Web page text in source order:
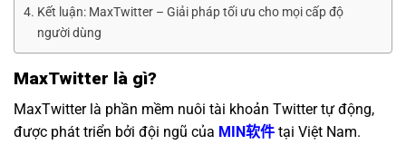
Kết luận: MaxTwitter – Giải pháp tối ưu cho mọi cấp độ
người dùng
MaxTwitter là gì?
MaxTwitter là phần mềm nuôi tài khoản Twitter tự động,
được phát triển bởi đội ngũ của MIN软件 tại Việt Nam.